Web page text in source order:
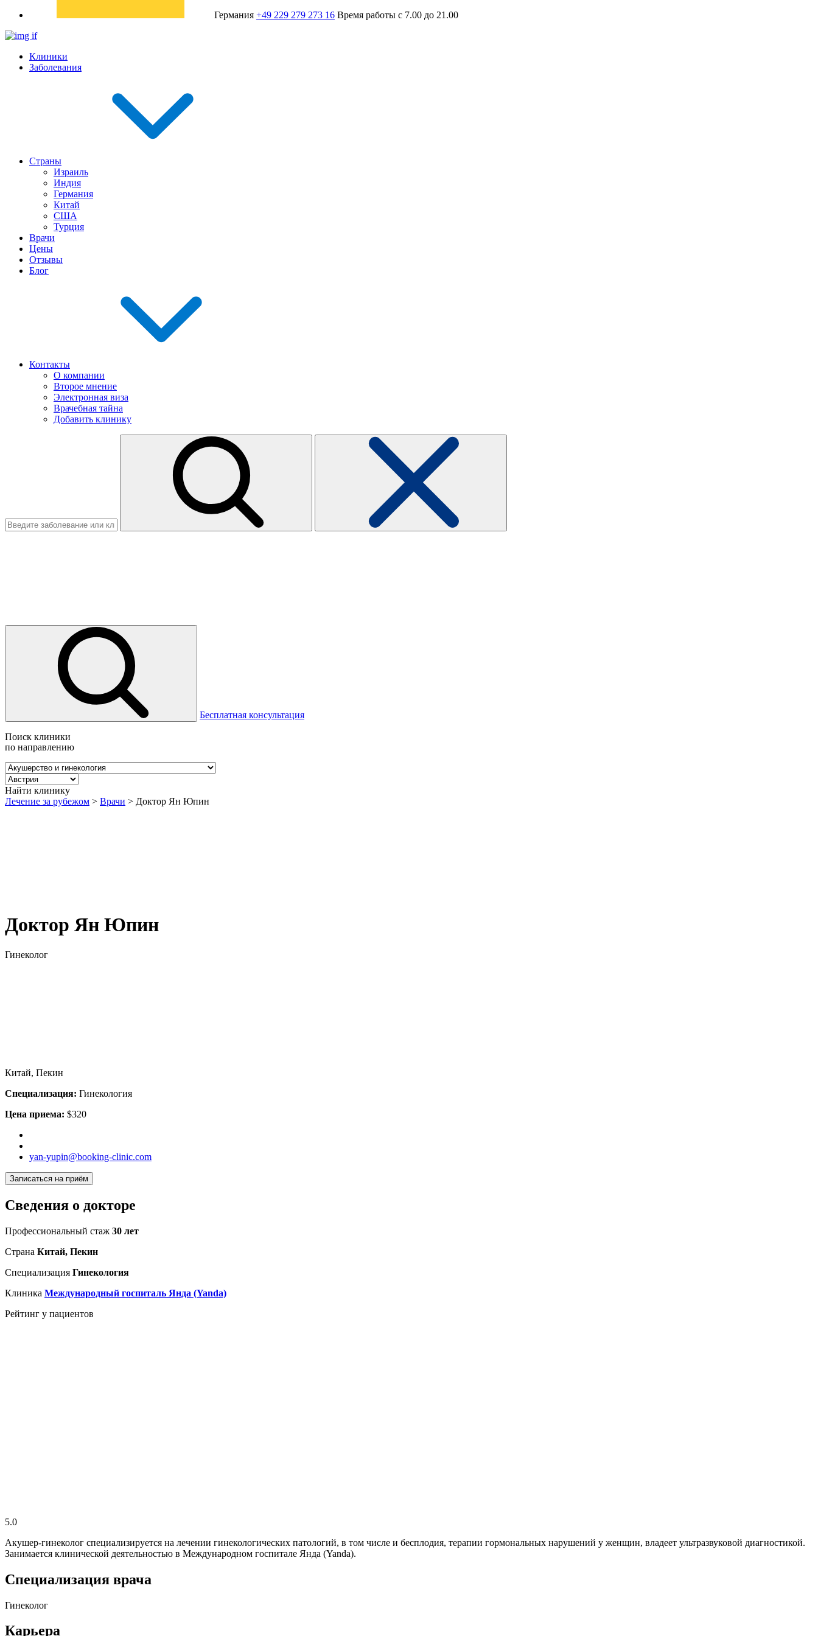
Германия +49 229 279 273 16 Время работы с 7.00 до 21.00
Клиники
Заболевания
Страны
Израиль
Индия
Германия
Китай
США
Турция
Врачи
Цены
Отзывы
Блог
Контакты
О компании
Второе мнение
Электронная виза
Врачебная тайна
Добавить клинику
Бесплатная консультация
Поиск клиники
по направлению
Найти клинику
Лечение за рубежом > Врачи > Доктор Ян Юпин
Доктор Ян Юпин
Гинеколог
Китай, Пекин
Специализация: Гинекология
Цена приема: $320
yan-yupin@booking-clinic.com
Записаться на приём
Сведения о докторе
Профессиональный стаж 30 лет
Страна Китай, Пекин
Специализация Гинекология
Клиника Международный госпиталь Янда (Yanda)
Рейтинг у пациентов
5.0
Акушер-гинеколог специализируется на лечении гинекологических патологий, в том числе и бесплодия, терапии гормональных нарушений у женщин, владеет ультразвуковой диагностикой.
Занимается клинической деятельностью в Международном госпитале Янда (Yanda).
Специализация врача
Гинеколог
Карьера